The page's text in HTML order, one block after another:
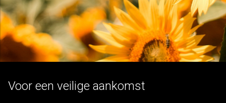
LN
Voor een veilige aankomst